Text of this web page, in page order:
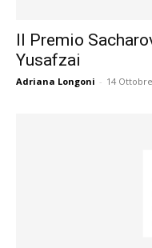
Il Premio
Yusafzai
Adriana Longoni - 14